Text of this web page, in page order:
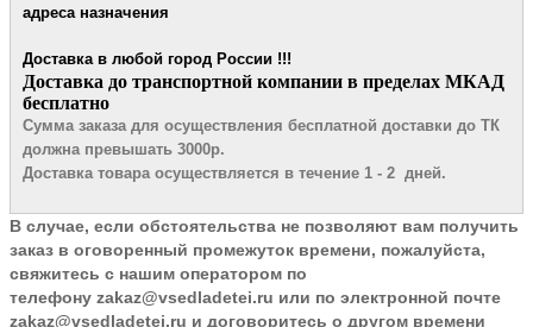
адреса назначения
Доставка в любой город России !!!
​Доставка до транспортной компании в пределах МКАД
бесплатно
Сумма заказа для осуществления бесплатной доставки до ТК
должна превышать 3000р.
Доставка товара осуществляется в течение 1 - 2 дней.
В случае, если обстоятельства не позволяют вам получить
заказ в оговоренный промежуток времени, пожалуйста,
свяжитесь с нашим оператором по
телефону zakaz@vsedladetei.ru или по электронной почте
zakaz@vsedladetei.ru и договоритесь о другом времени